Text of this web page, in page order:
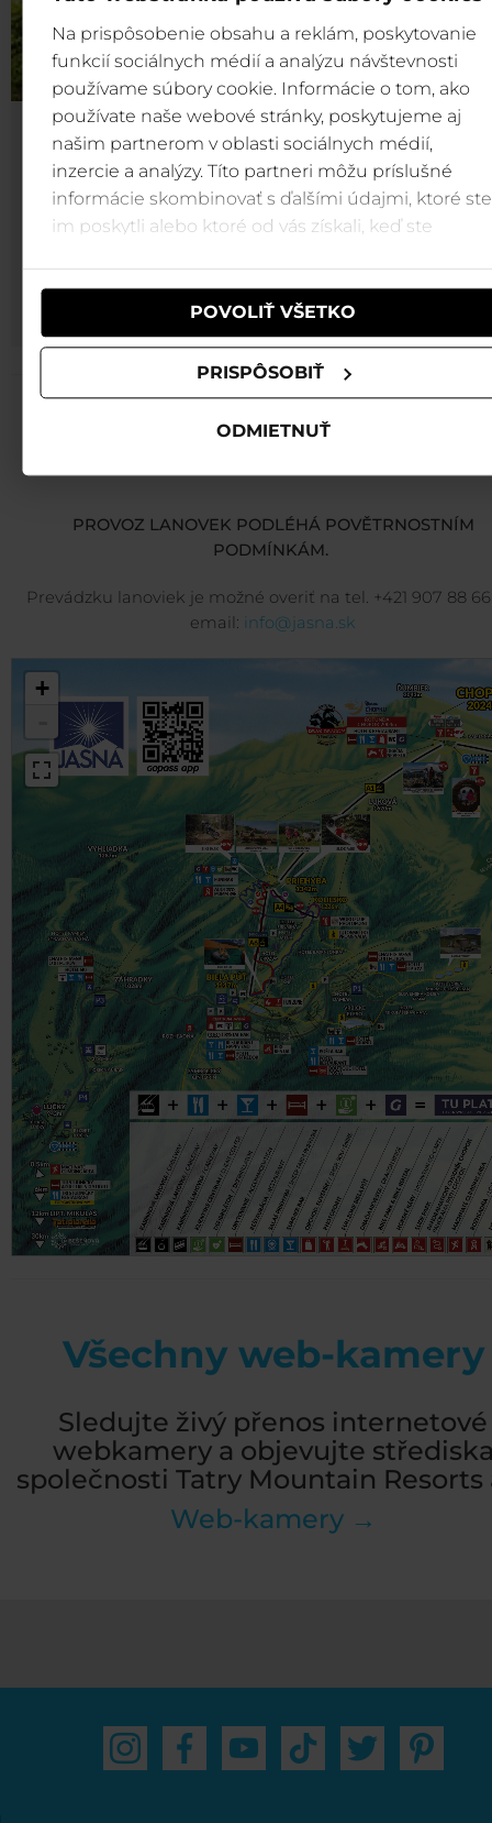
Na prispôsobenie obsahu a reklám, poskytovanie
funkcií sociálnych médií a analýzu návštevnosti
používame súbory cookie. Informácie o tom, ako
používate naše webové stránky, poskytujeme aj
našim partnerom v oblasti sociálnych médií,
inzercie a analýzy. Títo partneri môžu príslušné
informácie skombinovať s ďalšími údajmi, ktoré ste
im poskytli alebo ktoré od vás získali, keď ste
POVOLIŤ VŠETKO
PRISPÔSOBIŤ
ODMIETNUŤ
NOVINKA LÉTA
Dovolená s lanovkami a vodními parky
v cene pobytu
Lanovky a vodní parky Tatralandia a Bešeňová v
jet na výlet lanovkou.
Provoz lanovek
PROVOZ LANOVEK PODLÉHÁ POVĚTRNOSTNÍM
PODMÍNKÁM.
Prevádzku lanoviek je možné overiť na tel. +421 907 88
email: info@jasna.sk
+
Všechny web-kamery
Sledujte živý přenos internetové
webkamery a objevujte
společnosti Tatry Mountain Resorts
Web-kamery →